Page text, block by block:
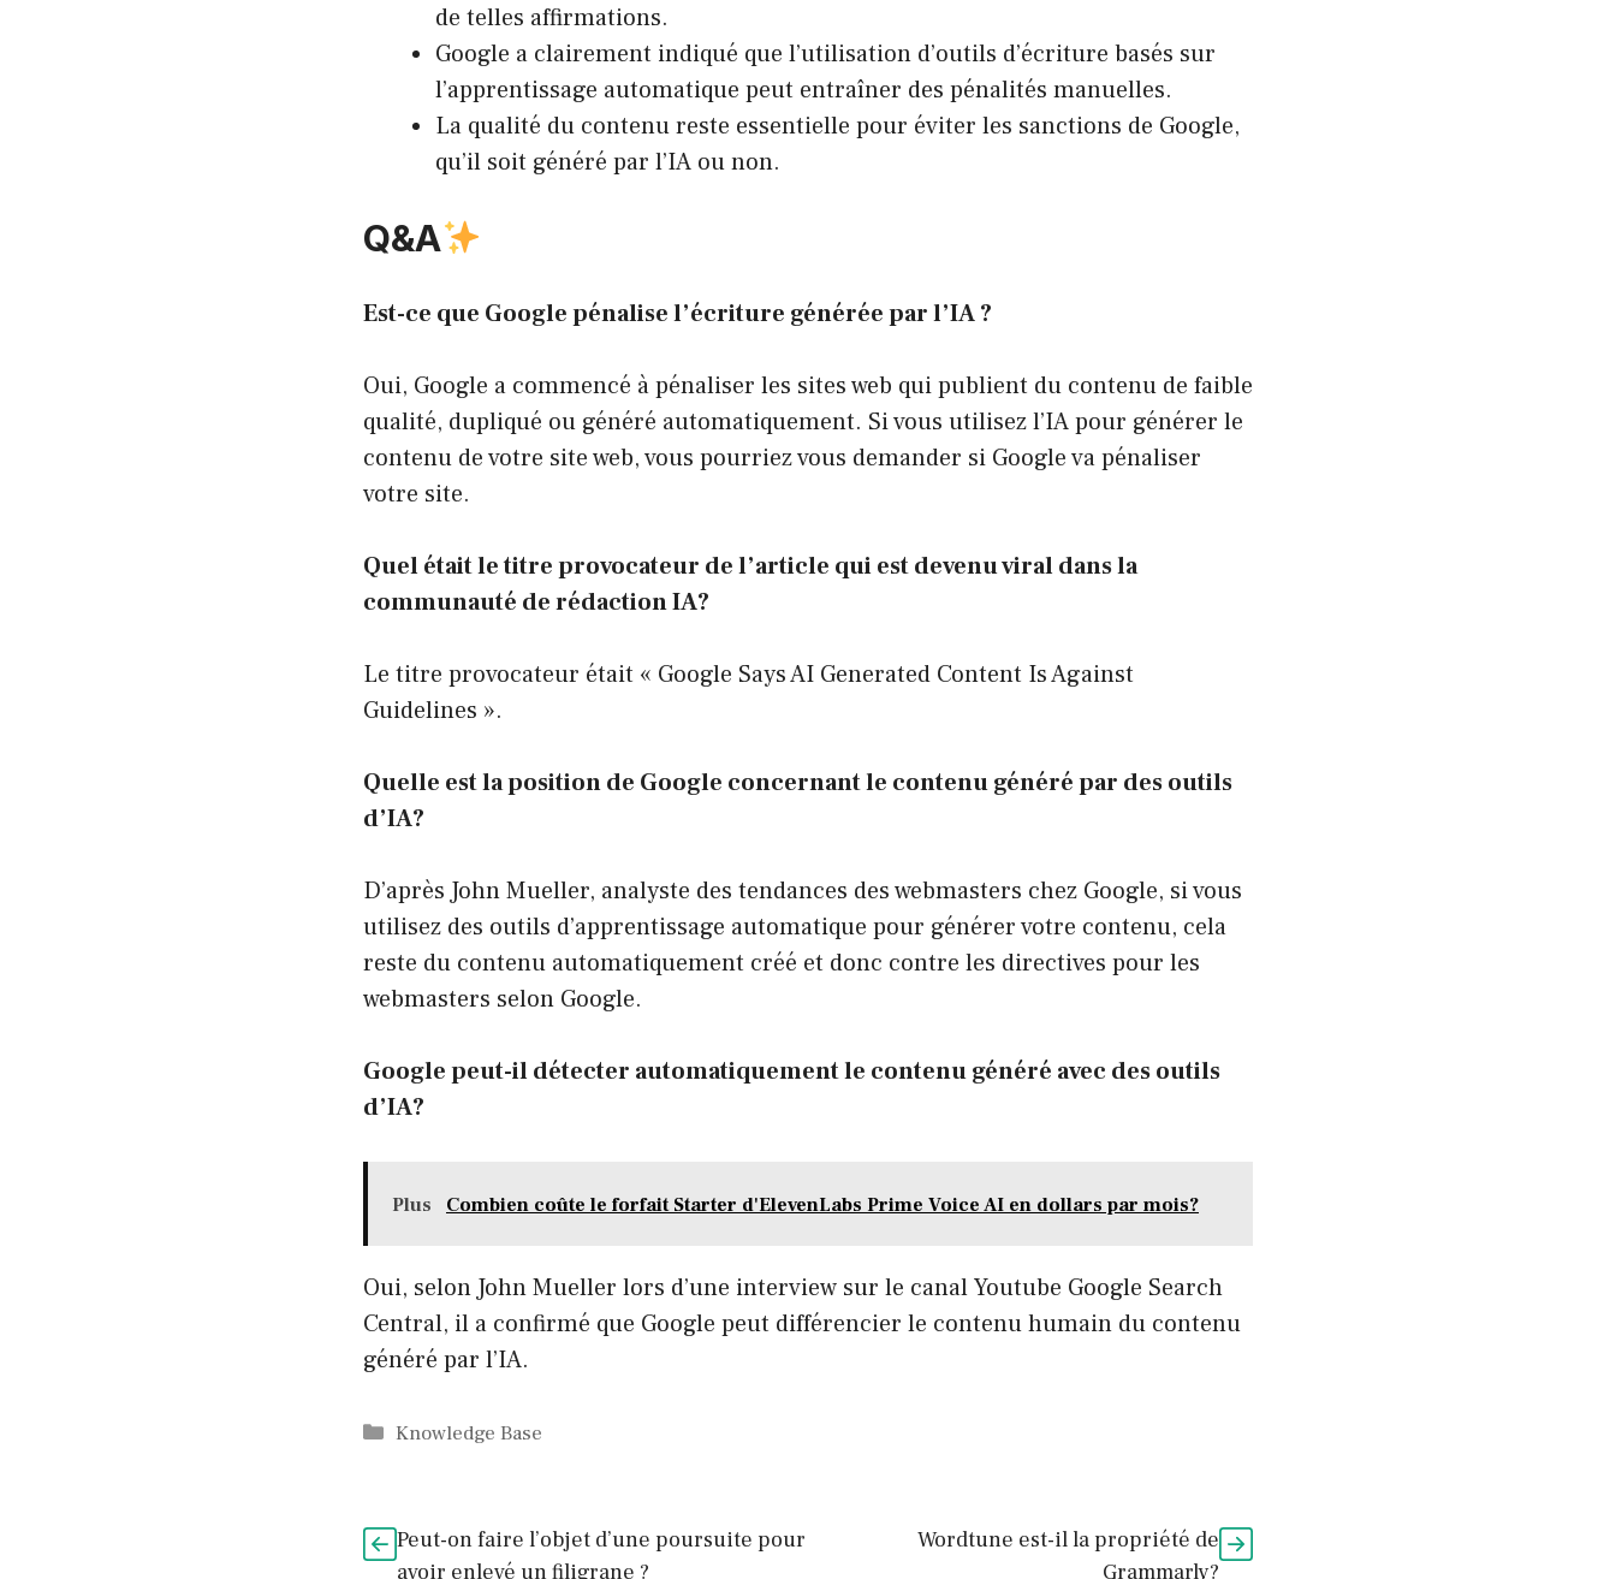
de telles affirmations.
Google a clairement indiqué que l’utilisation d’outils d’écriture basés sur
l’apprentissage automatique peut entraîner des pénalités manuelles.
La qualité du contenu reste essentielle pour éviter les sanctions de Google,
qu’il soit généré par l’IA ou non.
Q&A
Est-ce que Google pénalise l’écriture générée par l’IA ?
Oui, Google a commencé à pénaliser les sites web qui publient du contenu de faible
qualité, dupliqué ou généré automatiquement. Si vous utilisez l’IA pour générer le
contenu de votre site web, vous pourriez vous demander si Google va pénaliser
votre site.
Quel était le titre provocateur de l’article qui est devenu viral dans la
communauté de rédaction IA?
Le titre provocateur était « Google Says AI Generated Content Is Against
Guidelines ».
Quelle est la position de Google concernant le contenu généré par des outils
d’IA?
D’après John Mueller, analyste des tendances des webmasters chez Google, si vous
utilisez des outils d’apprentissage automatique pour générer votre contenu, cela
reste du contenu automatiquement créé et donc contre les directives pour les
webmasters selon Google.
Google peut-il détecter automatiquement le contenu généré avec des outils
d’IA?
Plus Combien coûte le forfait Starter d'ElevenLabs Prime Voice AI en dollars par mois?
Oui, selon John Mueller lors d’une interview sur le canal Youtube Google Search
Central, il a confirmé que Google peut différencier le contenu humain du contenu
généré par l’IA.
Catégories
Knowledge Base
Peut-on faire l’objet d’une poursuite pour
avoir enlevé un filigrane ?
Wordtune est-il la propriété de
Grammarly?